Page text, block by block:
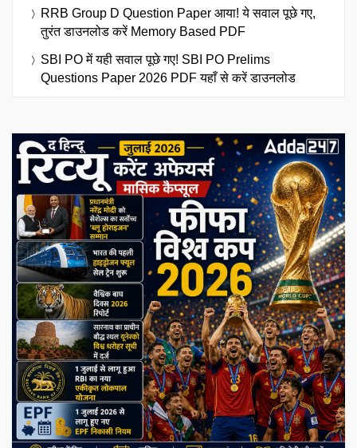
RRB Group D Question Paper आया! ये सवाल पूछे गए,
तुरंत डाउनलोड करें Memory Based PDF
SBI PO में यही सवाल पूछे गए! SBI PO Prelims
Questions Paper 2026 PDF यहाँ से करें डाउनलोड